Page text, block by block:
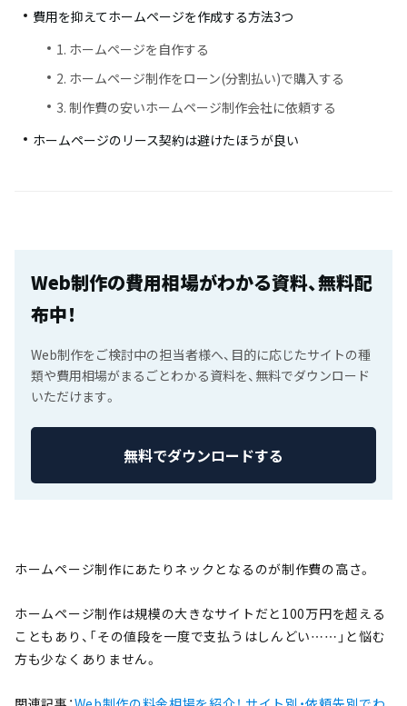
費用を抑えてホームページを作成する方法3つ
1. ホームページを自作する
2. ホームページ制作をローン(分割払い)で購入する
3. 制作費の安いホームページ制作会社に依頼する
ホームページのリース契約は避けたほうが良い
Web制作の費用相場がわかる資料、無料配
布中！
Web制作をご検討中の担当者様へ、目的に応じたサイトの種
類や費用相場がまるごとわかる資料を、無料でダウンロード
いただけます。
無料でダウンロードする
ホームページ制作にあたりネックとなるのが制作費の高さ。
ホームページ制作は規模の大きなサイトだと100万円を超える
こともあり、「その値段を一度で支払うはしんどい……」と悩む
方も少なくありません。